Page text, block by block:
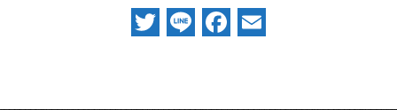
Twitter
LineFacebook